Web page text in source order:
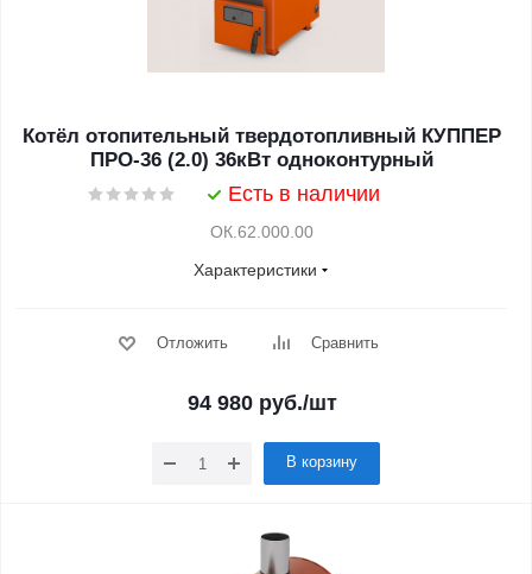
Котёл отопительный твердотопливный КУППЕР
ПРО-36 (2.0) 36кВт одноконтурный
Есть в наличии
ОК.62.000.00
Характеристики
Отложить Сравнить
94 980руб./шт
В корзину